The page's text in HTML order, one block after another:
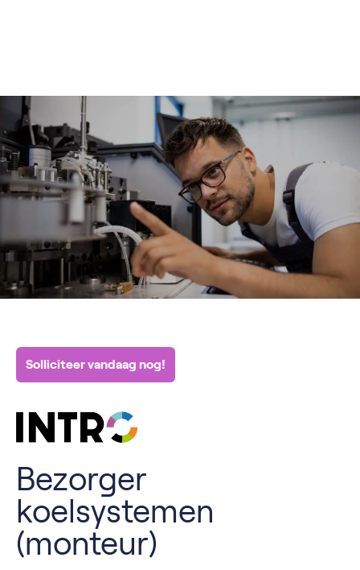
Solliciteer vandaag nog!
Bezorger
koelsystemen
(monteur)